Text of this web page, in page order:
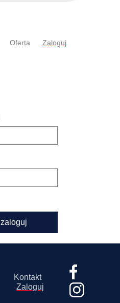
Oferta Zaloguj
zaloguj
Kontakt
Zaloguj